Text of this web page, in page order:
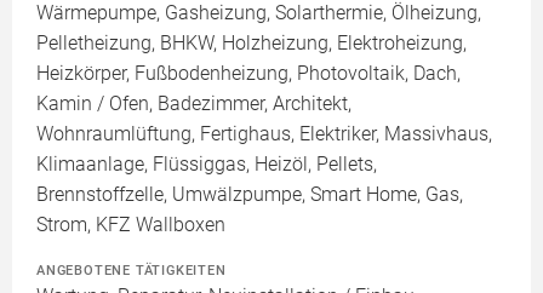
Wärmepumpe, Gasheizung, Solarthermie, Ölheizung,
Pelletheizung, BHKW, Holzheizung, Elektroheizung,
Heizkörper, Fußbodenheizung, Photovoltaik, Dach,
Kamin / Ofen, Badezimmer, Architekt,
Wohnraumlüftung, Fertighaus, Elektriker, Massivhaus,
Klimaanlage, Flüssiggas, Heizöl, Pellets,
Brennstoffzelle, Umwälzpumpe, Smart Home, Gas,
Strom, KFZ Wallboxen
ANGEBOTENE TÄTIGKEITEN